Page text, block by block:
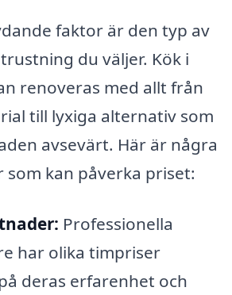
faktor är den typ av
du väljer. Kök i
renoveras med allt från
till lyxiga alternativ som
avsevärt. Här är några
kan påverka priset:
Professionella
har olika timpriser
deras erfarenhet och